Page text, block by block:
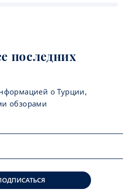
последних
о Турции,
обзорами